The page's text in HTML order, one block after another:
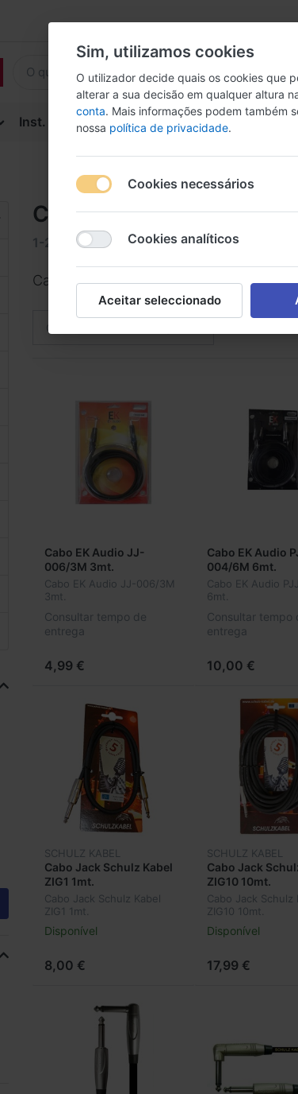
Inst. Cordas Inst. Arco Percussão
Cabos de instrumento
1-24 de53
Cabos de instrumento
Ordenar por
Cabo EK Audio JJ-
006/3M 3mt.
Cabo EK Audio JJ-006/3M
3mt.
Consultar tempo de
entrega
4,99 €
Cabo EK Audio
004/6M 6mt.
Cabo EK Audio
6mt.
Consultar tempo
entrega
10,00 €
SCHULZ KABEL
Cabo Jack Schulz Kabel
ZIG1 1mt.
Cabo Jack Schulz Kabel
ZIG1 1mt.
Disponível
8,00 €
SCHULZ KABEL
Cabo Jack
ZIG10 10mt.
Cabo Jack Schulz
ZIG10 10mt.
Disponível
17,99 €
Sim, utilizamos cookies
O utilizador decide quais os cookies que
alterar a sua decisão em qualquer altura
conta. Mais informações podem também
nossa política de privacidade.
Cookies necessários
Cookies analíticos
Aceitar seleccionado